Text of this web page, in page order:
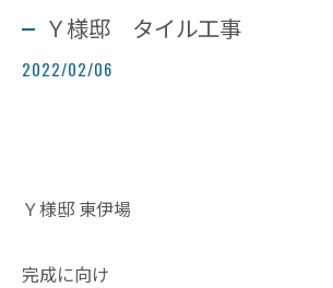
Ｙ様邸 タイル工事
2022/02/06
Ｙ様邸 東伊場
完成に向け